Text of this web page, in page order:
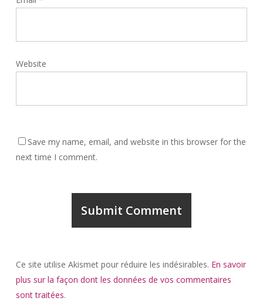
Website
Save my name, email, and website in this browser for the
next time I comment.
Ce site utilise Akismet pour réduire les indésirables. En savoir
plus sur la façon dont les données de vos commentaires
sont traitées.